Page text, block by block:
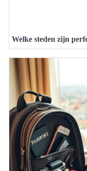
Welke steden zijn